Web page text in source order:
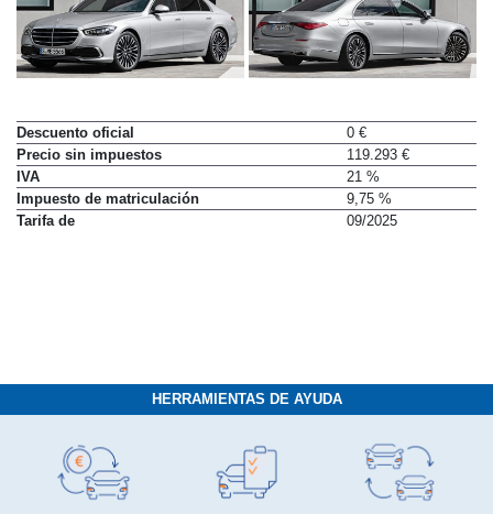
Descuento oficial
0 €
Precio sin impuestos
119.293 €
IVA
21 %
Impuesto de matriculación
9,75 %
Tarifa de
09/2025
HERRAMIENTAS DE AYUDA